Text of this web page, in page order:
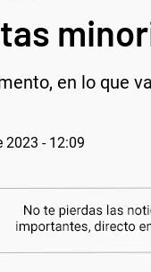
en lo que
2023 - 12:09